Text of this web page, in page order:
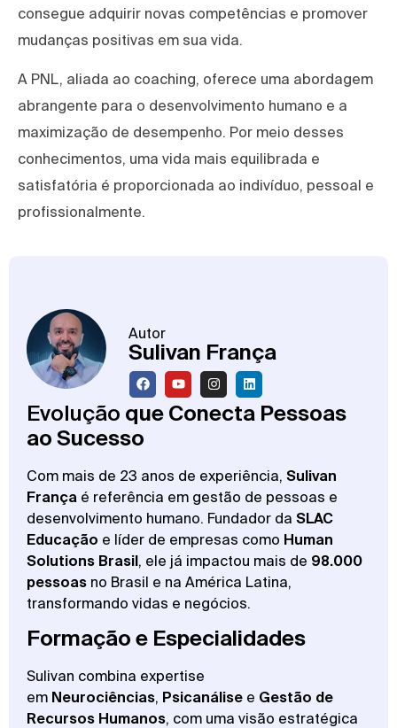
consegue adquirir novas competências e promover
mudanças positivas em sua vida.
A PNL, aliada ao coaching, oferece uma abordagem
abrangente para o desenvolvimento humano e a
maximização de desempenho. Por meio desses
conhecimentos, uma vida mais equilibrada e
satisfatória é proporcionada ao indivíduo, pessoal e
profissionalmente.
Autor
Sulivan França
Evolução que Conecta Pessoas
ao Sucesso
Com mais de 23 anos de experiência, Sulivan
França é referência em gestão de pessoas e
desenvolvimento humano. Fundador da SLAC
Educação e líder de empresas como Human
Solutions Brasil , ele já impactou mais de 98.000
pessoas no Brasil e na América Latina,
transformando vidas e negócios.
Formação e Especialidades
Sulivan combina expertise
em Neurociências, Psicanálise e Gestão de
Recursos Humanos, com uma visão estratégica